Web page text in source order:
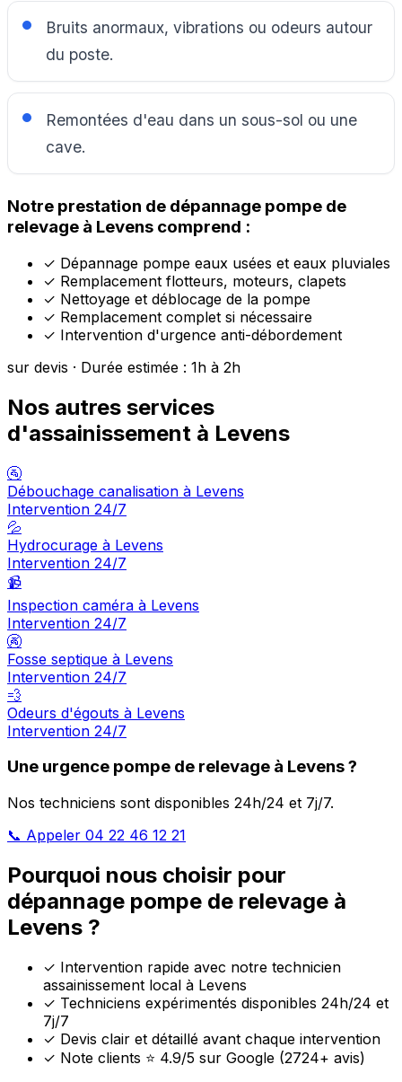
Bruits anormaux, vibrations ou odeurs autour
du poste.
Remontées d'eau dans un sous-sol ou une
cave.
Notre prestation de dépannage pompe de
relevage à Levens comprend :
✓ Dépannage pompe eaux usées et eaux pluviales
✓ Remplacement flotteurs, moteurs, clapets
✓ Nettoyage et déblocage de la pompe
✓ Remplacement complet si nécessaire
✓ Intervention d'urgence anti-débordement
sur devis · Durée estimée : 1h à 2h
Nos autres services
d'assainissement à Levens
🚰
Débouchage canalisation à Levens
Intervention 24/7
💦
Hydrocurage à Levens
Intervention 24/7
📹
Inspection caméra à Levens
Intervention 24/7
🚱
Fosse septique à Levens
Intervention 24/7
💨
Odeurs d'égouts à Levens
Intervention 24/7
Une urgence pompe de relevage à Levens ?
Nos techniciens sont disponibles 24h/24 et 7j/7.
📞 Appeler 04 22 46 12 21
Pourquoi nous choisir pour
dépannage pompe de relevage à
Levens ?
✓ Intervention rapide avec notre technicien
assainissement local à Levens
✓ Techniciens expérimentés disponibles 24h/24 et
7j/7
✓ Devis clair et détaillé avant chaque intervention
✓ Note clients ⭐ 4.9/5 sur Google (2724+ avis)